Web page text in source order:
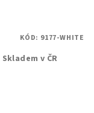
Skladem v ČR
KÓD: 9177-WHITE